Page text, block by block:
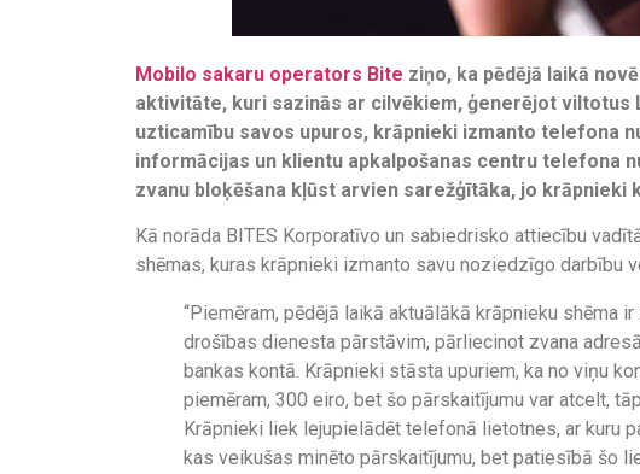
Mobilo sakaru operators Bite ziņo, ka pēdējā laikā
aktivitāte, kuri sazinās ar cilvēkiem, ģenerējot viltotus
uzticamību savos upuros, krāpnieki izmanto telefona
informācijas un klientu apkalpošanas centru telefona
zvanu bloķēšana kļūst arvien sarežģītāka, jo
Kā norāda BITES Korporatīvo un sabiedrisko attiecību
shēmas, kuras krāpnieki izmanto savu noziedzīgo darbību
“Piemēram, pēdējā laikā aktuālākā krāpnieku shēma
drošības dienesta pārstāvim, pārliecinot zvana
bankas kontā. Krāpnieki stāsta upuriem, ka no viņu
piemēram, 300 eiro, bet šo pārskaitījumu var atcelt,
Krāpnieki liek lejupielādēt telefonā lietotnes, ar kuru
kas veikušas minēto pārskaitījumu, bet patiesībā šo